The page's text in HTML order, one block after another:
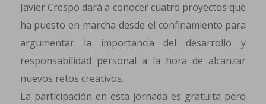
Javier Crespo dará a conocer cuatro proyectos que
ha puesto en marcha desde el confinamiento para
argumentar la importancia del desarrollo y
responsabilidad personal a la hora de alcanzar
nuevos retos creativos.
La participación en esta jornada es gratuita pero